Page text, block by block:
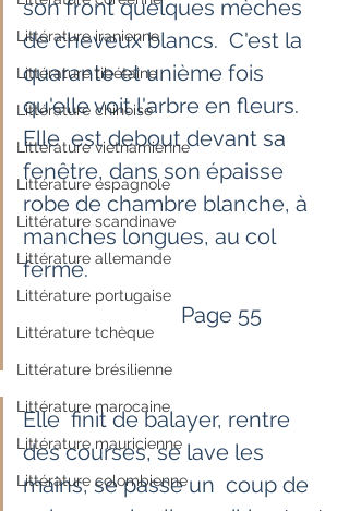
Littérature iranienne
Littérature tibétaine
Littérature chinoise
Littérature vietnamienne
Littérature espagnole
Littérature scandinave
Littérature allemande
Littérature portugaise
Littérature tchèque
Littérature brésilienne
Littérature marocaine
Littérature mauricienne
Littérature colombienne
son front quelques mèches
de cheveux blancs.  C'est la
quarante et unième fois
qu'elle voit l'arbre en fleurs.
Elle  est debout devant sa
fenêtre, dans son épaisse
robe de chambre blanche, à
manches longues, au col
fermé.
Elle  finit de balayer, rentre
des courses, se lave les
mains, se passe un  coup de